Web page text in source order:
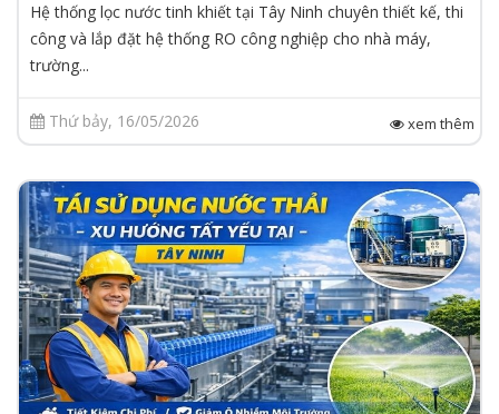
Hệ thống lọc nước tinh khiết tại Tây Ninh chuyên thiết kế, thi
công và lắp đặt hệ thống RO công nghiệp cho nhà máy,
trường...
Thứ bảy, 16/05/2026 xem thêm